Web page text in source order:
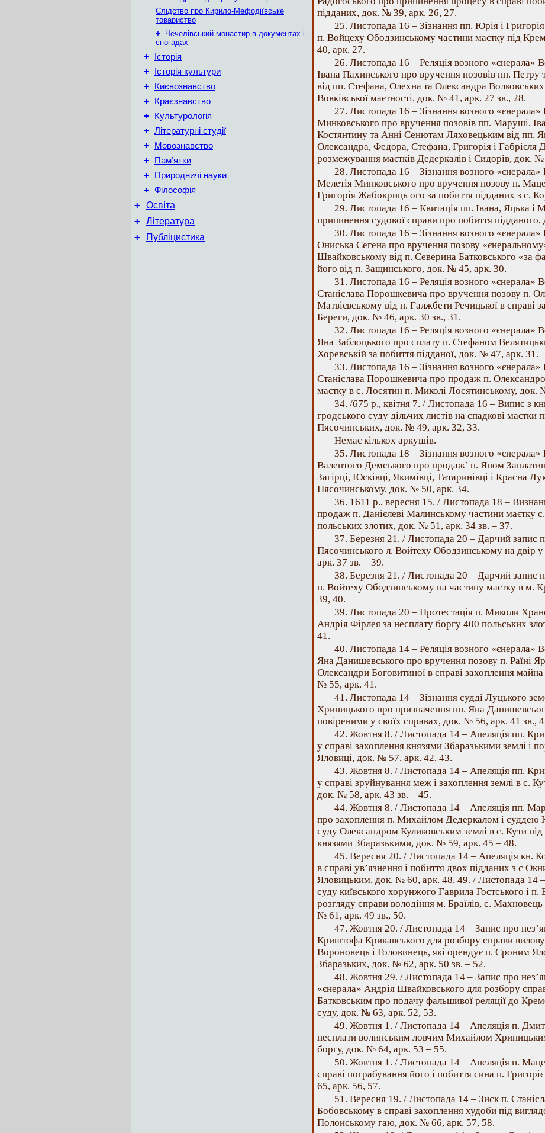
Слідство про Кирило-Мефодіївське
товариство
+ Чечелівський монастир в документах і
спогадах
+ Історія
+ Історія культури
+ Києвознавство
+ Краєзнавство
+ Культурологія
+ Літературні студії
+ Мовознавство
+ Пам’ятки
+ Природничі науки
+ Філософія
+ Освіта
+ Література
+ Публіцистика
підданих, док. № 39, арк. 26, 27.
25. Листопада 16 – Зізнання пп. Юрія і
п. Войцеху Ободзинському частини маєтку під
40, арк. 27.
26. Листопада 16 – Реляція возного «єнерала»
Івана Пахинського про вручення позовів пп.
від пп. Стефана, Олехна та Олександра
Вовківської маєтності, док. № 41, арк. 27 зв., 28.
27. Листопада 16 – Зізнання возного «єнерала»
Минковського про вручення позовів пп. Маруші,
Костянтину та Анні Сенютам Ляховецьким від пп.
Олександра, Федора, Стефана, Григорія і Габрієля
розмежування маєтків Дедеркалів і Сидорів, док.
28. Листопада 16 – Зізнання возного «єнерала»
Мелетія Минковського про вручення позову п.
Григорія Жабокриць ого за побиття підданих з с.
29. Листопада 16 – Квитація пп. Івана, Яцька і
припинення судової справи про побиття
30. Листопада 16 – Зізнання возного «єнерала»
Ониська Сегена про вручення позову
Швайковському від п. Северина Батковського «за
його від п. Защинського, док. № 45, арк. 30.
31. Листопада 16 – Реляція возного «єнерала»
Станіслава Порошкевича про вручення позову п.
Матвієвському від п. Галжбети Речицької в справі
Береги, док. № 46, арк. 30 зв., 31.
32. Листопада 16 – Реляція возного «єнерала»
Яна Заблоцького про сплату п. Стефаном
Хоревській за побиття підданої, док. № 47, арк. 31.
33. Листопада 16 – Зізнання возного «єнерала»
Станіслава Порошкевича про продаж п.
маєтку в с. Лосятин п. Миколі Лосятинському, док.
34. /675 p., квітня 7. / Листопада 16 – Випис з
гродського суду дільчих листів на спадкові
Пясочинських, док. № 49, арк. 32, 33.
Немає кількох аркушів.
35. Листопада 18 – Зізнання возного «єнерала»
Валентого Демського про продаж’ п. Яном
Загірці, Юсківці, Якимівці, Татаринівці і Красна
Пясочинському, док. № 50, арк. 34.
36. 1611 p., вересня 15. / Листопада 18 –
продаж п. Данієлеві Малинському частини маєтку
польських злотих, док. № 51, арк. 34 зв. – 37.
37. Березня 21. / Листопада 20 – Дарчий запис
Пясочинського л. Войтеху Ободзинському на двір
арк. 37 зв. – 39.
38. Березня 21. / Листопада 20 – Дарчий запис
п. Войтеху Ободзинському на частину маєтку в м.
39, 40.
39. Листопада 20 – Протестація п. Миколи
Андрія Фірлея за несплату боргу 400 польських
41.
40. Листопада 14 – Реляція возного «єнерала»
Яна Данишевського про вручення позову п. Раїні
Олександри Боговитиної в справі захоплення майна
№ 55, арк. 41.
41. Листопада 14 – Зізнання судді Луцького
Хриницького про призначення пп. Яна
повіреними у своїх справах, док. № 56, арк. 41 зв.,
42. Жовтня 8. / Листопада 14 – Апеляція пп.
у справі захоплення князями Збаразькими землі і
Яловиці, док. № 57, арк. 42, 43.
43. Жовтня 8. / Листопада 14 – Апеляція пп.
у справі зруйнування меж і захоплення землі в с.
док. № 58, арк. 43 зв. – 45.
44. Жовтня 8. / Листопада 14 – Апеляція пп.
про захоплення п. Михайлом Дедеркалом і суддею
суду Олександром Куликовським землі в с. Кути
князями Збаразькими, док. № 59, арк. 45 – 48.
45. Вересня 20. / Листопада 14 – Апеляція кн.
в справі ув’язнення і побиття двох підданих з с
Яловицьким, док. № 60, арк. 48, 49. / Листопада 14
суду київського хорунжого Гаврила Гостського і п.
розгляду справи володіння м. Браїлів, с.
№ 61, арк. 49 зв., 50.
47. Жовтня 20. / Листопада 14 – Запис про
Криштофа Крикавського для розбору справи
Вороновець і Головинець, які орендує п. Єроним
Збаразьких, док. № 62, арк. 50 зв. – 52.
48. Жовтня 29. / Листопада 14 – Запис про
«єнерала» Андрія Швайковського для розбору
Батковським про подачу фальшивої реляції до
суду, док. № 63, арк. 52, 53.
49. Жовтня 1. / Листопада 14 – Апеляція п.
несплати волинським ловчим Михайлом
боргу, док. № 64, арк. 53 – 55.
50. Жовтня 1. / Листопада 14 – Апеляція п.
справі пограбування його і побиття сина п.
65, арк. 56, 57.
51. Вересня 19. / Листопада 14 – Зиск п.
Бобовському в справі захоплення худоби під
Полонському гаю, док. № 66, арк. 57, 58.